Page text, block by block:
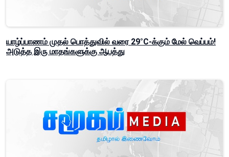
யாழ்ப்பாணம் முதல் பொத்துவில் வரை 29°C-க்கும் மேல் வெப்பம்!
அடுத்த இரு மாதங்களுக்கு ஆபத்து